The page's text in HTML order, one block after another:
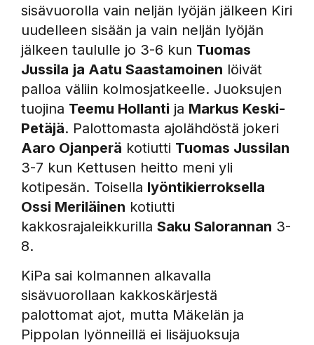
sisävuorolla vain neljän lyöjän jälkeen Kiri
uudelleen sisään ja vain neljän lyöjän
jälkeen taululle jo 3-6 kun Tuomas
Jussila ja Aatu Saastamoinen löivät
palloa väliin kolmosjatkeelle. Juoksujen
tuojina Teemu Hollanti ja Markus Keski-
Petäjä. Palottomasta ajolähdöstä jokeri
Aaro Ojanperä kotiutti Tuomas Jussilan
3-7 kun Kettusen heitto meni yli
kotipesän. Toisella lyöntikierroksella
Ossi Meriläinen kotiutti
kakkosrajaleikkurilla Saku Salorannan 3-
8.
KiPa sai kolmannen alkavalla
sisävuorollaan kakkoskärjestä
palottomat ajot, mutta Mäkelän ja
Pippolan lyönneillä ei lisäjuoksuja